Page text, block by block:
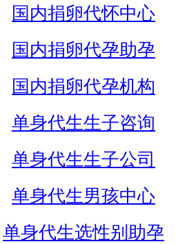
国内捐卵代怀中心
国内捐卵代孕助孕
国内捐卵代孕机构
单身代生生子咨询
单身代生生子公司
单身代生男孩中心
单身代生选性别助孕